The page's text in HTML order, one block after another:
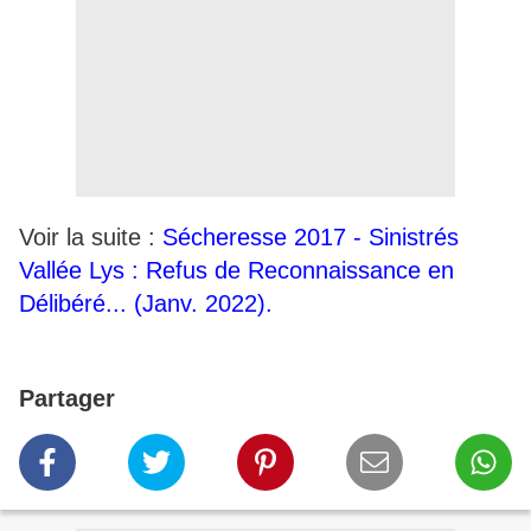
Voir la suite : Sécheresse 2017 - Sinistrés
Vallée Lys : Refus de Reconnaissance en
Délibéré... (Janv. 2022).
Partager